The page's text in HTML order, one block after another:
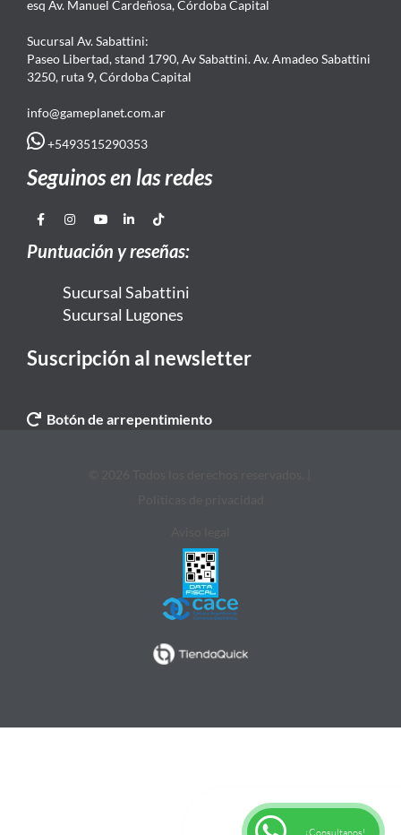
esq Av. Manuel Cardeñosa, Córdoba Capital
Sucursal Av. Sabattini:
Paseo Libertad, stand 1790, Av Sabattini. Av. Amadeo Sabattini
3250, ruta 9, Córdoba Capital
info@gameplanet.com.ar
+5493515290353
Seguinos en las redes
Puntuación y reseñas:
Sucursal Sabattini
Sucursal Lugones
Suscripción al newsletter
Botón de arrepentimiento
¡Consultanos!